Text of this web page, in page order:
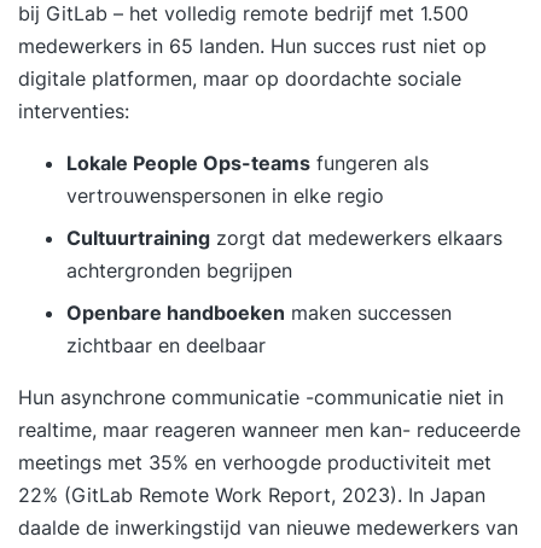
bij GitLab – het volledig remote bedrijf met 1.500
medewerkers in 65 landen. Hun succes rust niet op
digitale platformen, maar op doordachte sociale
interventies:
Lokale People Ops-teams fungeren als
vertrouwenspersonen in elke regio
Cultuurtraining zorgt dat medewerkers elkaars
achtergronden begrijpen
Openbare handboeken maken successen
zichtbaar en deelbaar
Hun asynchrone communicatie -communicatie niet in
realtime, maar reageren wanneer men kan- reduceerde
meetings met 35% en verhoogde productiviteit met
22% (GitLab Remote Work Report, 2023). In Japan
daalde de inwerkingstijd van nieuwe medewerkers van